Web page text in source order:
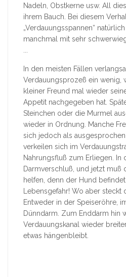
Nadeln, Obstkerne usw. All
ihrem Bauch. Bei diesem
„Verdauungsspannen“
manchmal mit sehr
In den meisten Fällen
Verdauungsprozeß ein wenig,
kleiner Freund mal wieder
Appetit nachgegeben hat.
Steinchen oder die Murmel
wieder in Ordnung. Manche
sich jedoch als
verkeilen sich im
Nahrungsfluß zum Erliegen. In
Darmverschluß, und jetzt muß
helfen, denn der Hund
Lebensgefahr! Wo aber
Entweder in der Speiseröhre,
Dünndarm. Zum Enddarm hin
Verdauungskanal wieder
etwas hängenbleibt.